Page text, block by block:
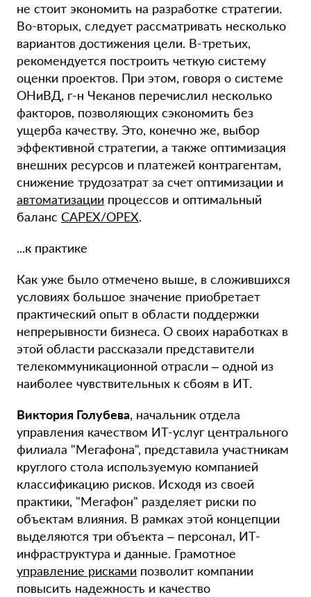
не стоит экономить на разработке стратегии.
Во-вторых, следует рассматривать несколько
вариантов достижения цели. В-третьих,
рекомендуется построить четкую систему
оценки проектов. При этом, говоря о системе
ОНиВД, г-н Чеканов перечислил несколько
факторов, позволяющих сэкономить без
ущерба качеству. Это, конечно же, выбор
эффективной стратегии, а также оптимизация
внешних ресурсов и платежей контрагентам,
снижение трудозатрат за счет оптимизации и
автоматизации процессов и оптимальный
баланс CAPEX/OPEX.
...к практике
Как уже было отмечено выше, в сложившихся
условиях большое значение приобретает
практический опыт в области поддержки
непрерывности бизнеса. О своих наработках в
этой области рассказали представители
телекоммуникационной отрасли – одной из
наиболее чувствительных к сбоям в ИТ.
Виктория Голубева, начальник отдела
управления качеством ИТ-услуг центрального
филиала "Мегафона", представила участникам
круглого стола используемую компанией
классификацию рисков. Исходя из своей
практики, "Мегафон" разделяет риски по
объектам влияния. В рамках этой концепции
выделяются три объекта – персонал, ИТ-
инфраструктура и данные. Грамотное
управление рисками позволит компании
повысить надежность и качество